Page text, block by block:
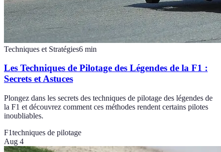
Techniques et Stratégies6 min
Les Techniques de Pilotage des Légendes de la F1 :
Secrets et Astuces
Plongez dans les secrets des techniques de pilotage des légendes de
la F1 et découvrez comment ces méthodes rendent certains pilotes
inoubliables.
F1techniques de pilotage
Aug 4